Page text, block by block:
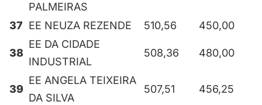
PALMEIRAS
37 EE NEUZA REZENDE 510,56 450,00
38
EE DA CIDADE
INDUSTRIAL
508,36 480,00
39
EE ANGELA TEIXEIRA
DA SILVA
507,51 456,25